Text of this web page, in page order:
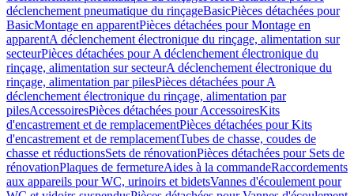
déclenchement pneumatique du rinçageBasicPièces détachées pour
BasicMontage en apparentPièces détachées pour Montage en
apparentA déclenchement électronique du rinçage, alimentation sur
secteurPièces détachées pour A déclenchement électronique du
rinçage, alimentation sur secteurA déclenchement électronique du
rinçage, alimentation par pilesPièces détachées pour A
déclenchement électronique du rinçage, alimentation par
pilesAccessoiresPièces détachées pour AccessoiresKits
d'encastrement et de remplacementPièces détachées pour Kits
d'encastrement et de remplacementTubes de chasse, coudes de
chasse et réductionsSets de rénovationPièces détachées pour Sets de
rénovationPlaques de fermetureAides à la commandeRaccordements
aux appareils pour WC, urinoirs et bidetsVannes d'écoulement pour